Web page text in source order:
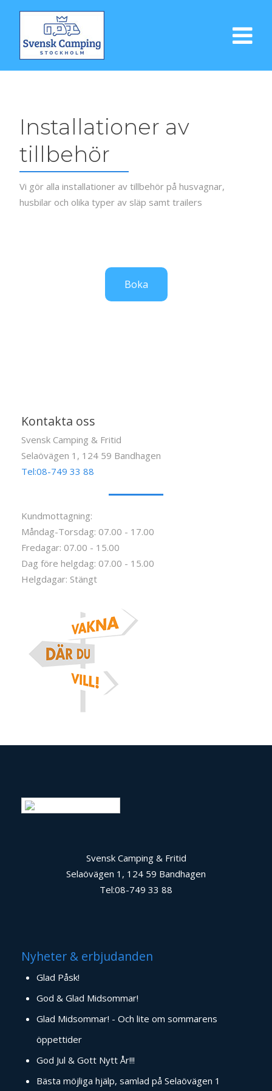
Kontakta oss
Svensk Camping & Fritid
Selaövägen 1, 124 59 Bandhagen
Tel:08-749 33 88
Kundmottagning:
Måndag-Torsdag: 07.00 - 17.00
Fredagar: 07.00 - 15.00
Dag före helgdag: 07.00 - 15.00
Helgdagar: Stängt
Installationer av
tillbehör
Vi gör alla installationer av tillbehör på husvagnar,
husbilar och olika typer av släp samt trailers
Boka
Svensk Camping & Fritid
Selaövägen 1, 124 59 Bandhagen
Tel:08-749 33 88
Nyheter & erbjudanden
Glad Påsk!
God & Glad Midsommar!
Glad Midsommar! - Och lite om sommarens
öppettider
God Jul & Gott Nytt År!!!
Bästa möjliga hjälp, samlad på Selaövägen 1